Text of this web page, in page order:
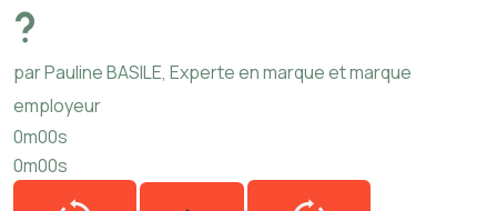
?
par Pauline BASILE, Experte en marque et marque
employeur
0m00s
0m00s